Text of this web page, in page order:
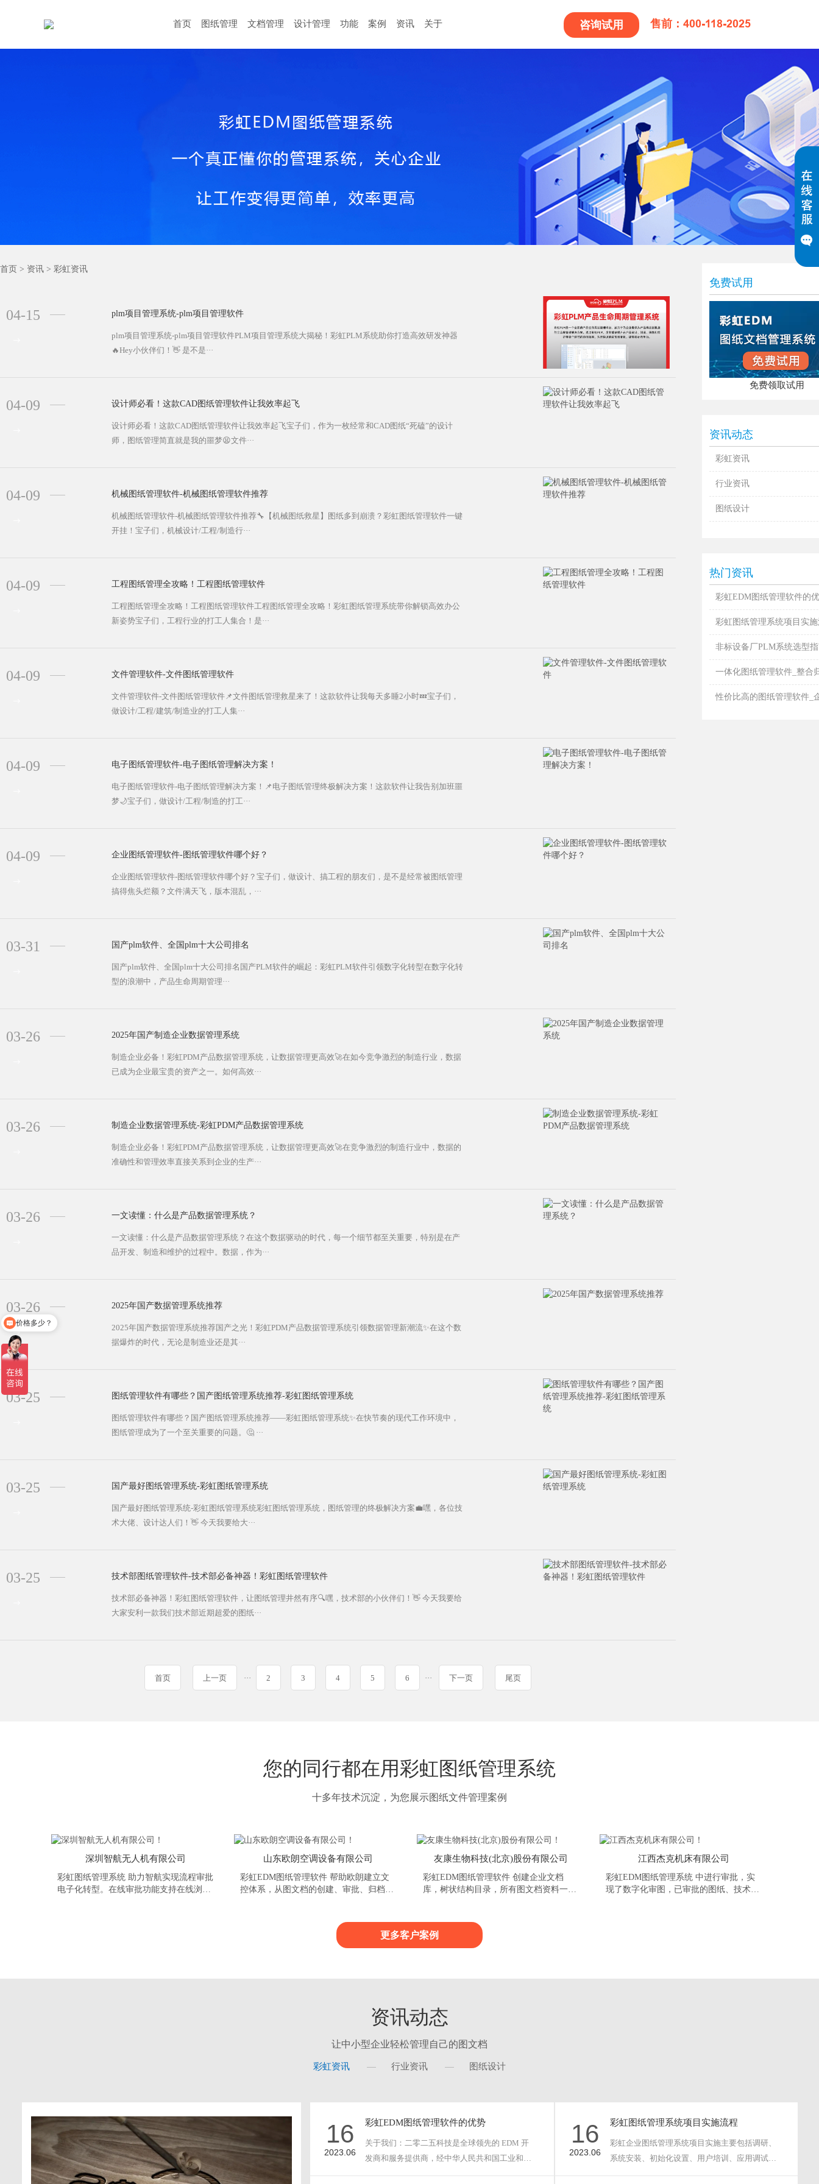
首页 图纸管理 文档管理 设计管理 功能 案例 资讯 关于 售前：400-118-2025
咨询试用
首页 > 资讯 > 彩虹资讯
04-15 plm项目管理系统-plm项目管理软件
plm项目管理系统-plm项目管理软件PLM项目管理系统大揭秘！彩虹PLM系统助你打造高效研发神器
🔥Hey小伙伴们！👋 是不是···
04-09 设计师必看！这款CAD图纸管理软件让我效率起飞
设计师必看！这款CAD图纸管理软件让我效率起飞宝子们，作为一枚经常和CAD图纸“死磕”的设计
师，图纸管理简直就是我的噩梦😫文件···
04-09 机械图纸管理软件-机械图纸管理软件推荐
机械图纸管理软件-机械图纸管理软件推荐🔧【机械图纸救星】图纸多到崩溃？彩虹图纸管理软件一键
开挂！宝子们，机械设计/工程/制造行···
04-09 工程图纸管理全攻略！工程图纸管理软件
工程图纸管理全攻略！工程图纸管理软件工程图纸管理全攻略！彩虹图纸管理系统带你解锁高效办公
新姿势宝子们，工程行业的打工人集合！是···
04-09 文件管理软件-文件图纸管理软件
文件管理软件-文件图纸管理软件📌文件图纸管理救星来了！这款软件让我每天多睡2小时💤宝子们，
做设计/工程/建筑/制造业的打工人集···
04-09 电子图纸管理软件-电子图纸管理解决方案！
电子图纸管理软件-电子图纸管理解决方案！📌电子图纸管理终极解决方案！这款软件让我告别加班噩
梦🌙宝子们，做设计/工程/制造的打工···
04-09 企业图纸管理软件-图纸管理软件哪个好？
企业图纸管理软件-图纸管理软件哪个好？宝子们，做设计、搞工程的朋友们，是不是经常被图纸管理
搞得焦头烂额？文件满天飞，版本混乱，···
03-31 国产plm软件、全国plm十大公司排名
国产plm软件、全国plm十大公司排名国产PLM软件的崛起：彩虹PLM软件引领数字化转型在数字化转
型的浪潮中，产品生命周期管理···
03-26 2025年国产制造企业数据管理系统
制造企业必备！彩虹PDM产品数据管理系统，让数据管理更高效🚀在如今竞争激烈的制造行业，数据
已成为企业最宝贵的资产之一。如何高效···
03-26 制造企业数据管理系统-彩虹PDM产品数据管理系统
制造企业必备！彩虹PDM产品数据管理系统，让数据管理更高效🚀在竞争激烈的制造行业中，数据的
准确性和管理效率直接关系到企业的生产···
03-26 一文读懂：什么是产品数据管理系统？
一文读懂：什么是产品数据管理系统？在这个数据驱动的时代，每一个细节都至关重要，特别是在产
品开发、制造和维护的过程中。数据，作为···
03-26 2025年国产数据管理系统推荐
2025年国产数据管理系统推荐国产之光！彩虹PDM产品数据管理系统引领数据管理新潮流✨在这个数
据爆炸的时代，无论是制造业还是其···
03-25 图纸管理软件有哪些？国产图纸管理系统推荐-彩虹图纸管理系统
图纸管理软件有哪些？国产图纸管理系统推荐——彩虹图纸管理系统✨在快节奏的现代工作环境中，
图纸管理成为了一个至关重要的问题。🤔 ···
03-25 国产最好图纸管理系统-彩虹图纸管理系统
国产最好图纸管理系统-彩虹图纸管理系统彩虹图纸管理系统，图纸管理的终极解决方案💼嘿，各位技
术大佬、设计达人们！👋 今天我要给大···
03-25 技术部图纸管理软件-技术部必备神器！彩虹图纸管理软件
技术部必备神器！彩虹图纸管理软件，让图纸管理井然有序🔍嘿，技术部的小伙伴们！👋 今天我要给
大家安利一款我们技术部近期超爱的图纸···
首页 上一页 ··· 2 3 4 5 6 ··· 下一页 尾页
免费试用
免费领取试用
资讯动态
彩虹资讯
行业资讯
图纸设计
热门资讯
彩虹EDM图纸管理软件的
彩虹图纸管理系统项目实
非标设备厂PLM系统选型指
一体化图纸管理软件_整合
性价比高的图纸管理软件_
您的同行都在用彩虹图纸管理系统
十多年技术沉淀，为您展示图纸文件管理案例
深圳智航无人机有限公司
彩虹图纸管理系统 助力智航实现流程审批
电子化转型。在线审批功能支持在线浏览
山东欧朗空调设备有限公司
彩虹EDM图纸管理软件 帮助欧朗建立文
控体系，从图文档的创建、审批、归档、
友康生物科技(北京)股份有限公司
彩虹EDM图纸管理软件 创建企业文档
库，树状结构目录，所有图文档资料一目
时查阅，可追溯复用，实现公司内部知识
财产管理与共享，保护文件永不丢失...
江西杰克机床有限公司
彩虹EDM图纸管理系统​ 中进行审批，实
现了数字化审图，已审批的图纸、技术资
更多客户案例
资讯动态
让中小型企业轻松管理自己的图文档
彩虹资讯 行业资讯 图纸设计
16
2023.06
彩虹EDM图纸管理软件的优势
关于我们：二零二五科技是全球领先的 EDM 开
发商和服务提供商，经中华人民共和国工业和信
16
2023.06
彩虹图纸管理系统项目实施流程
彩虹企业图纸管理系统项目实施主要包括调研、
系统安装、初始化设置、用户培训、应用调试和
价格多少？